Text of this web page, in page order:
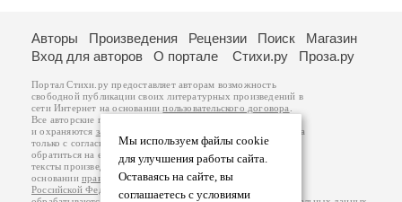
Мы используем файлы cookie
для улучшения работы сайта.
Оставаясь на сайте, вы
соглашаетесь с условиями
Авторы Произведения Рецензии Поиск
Магазин
Вход для авторов
О портале Стихи.ру Проза.ру
Портал Стихи.ру предоставляет авторам возможность
свободной публикации своих литературных произведений в
сети Интернет на основаниипользовательского договора
Все авторские права на произведения принадлежат авторам
и охраняются законом
. Перепечатка произведений возможна
только с согласия его автора, к которому вы можете
обратиться на его авторской странице. Ответственность за
тексты произведений авторы несут самостоятельно на
основанииправил публикацииизаконодательства
Российской Федерации